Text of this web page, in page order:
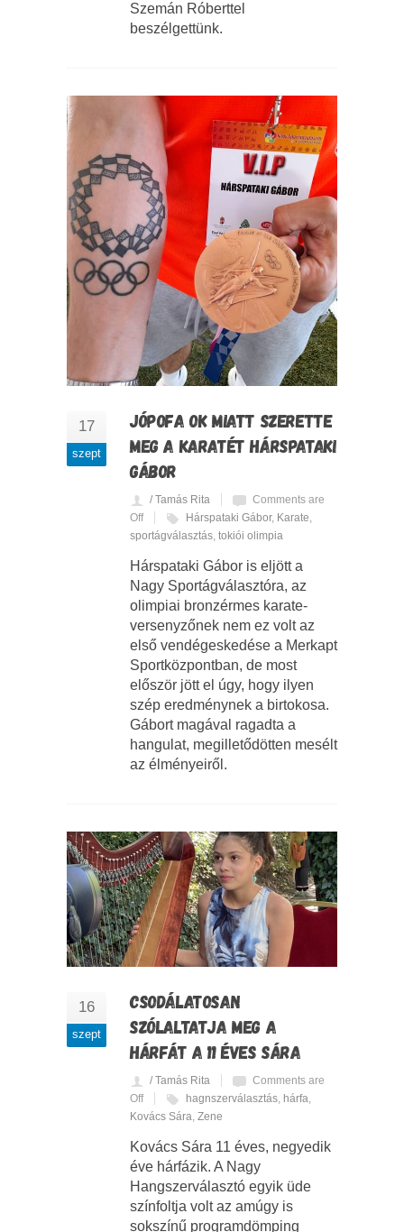
Szemán Róberttel
beszélgettünk.
17
szept
JÓPOFA OK MIATT SZERETTE
MEG A KARATÉT HÁRSPATAKI
GÁBOR
/ Tamás Rita
Comments are
Off
Hárspataki Gábor, Karate,
sportágválasztás, tokiói olimpia
Hárspataki Gábor is eljött a
Nagy Sportágválasztóra, az
olimpiai bronzérmes karate-
versenyzőnek nem ez volt az
első vendégeskedése a Merkapt
Sportközpontban, de most
először jött el úgy, hogy ilyen
szép eredménynek a birtokosa.
Gábort magával ragadta a
hangulat, megilletődötten mesélt
az élményeiről.
16
szept
CSODÁLATOSAN
SZÓLALTATJA MEG A
HÁRFÁT A 11 ÉVES SÁRA
/ Tamás Rita
Comments are
Off
hagnszerválasztás, hárfa,
Kovács Sára, Zene
Kovács Sára 11 éves, negyedik
éve hárfázik. A Nagy
Hangszerválasztó egyik üde
színfoltja volt az amúgy is
sokszínű programdömping